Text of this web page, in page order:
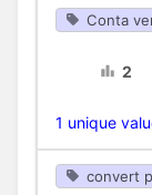
Conta
2
1 unique
convert